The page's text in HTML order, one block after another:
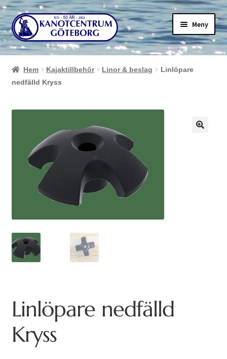
Hoppa
till
navigering
Hoppa
till
innehåll
Meny
Hem Kajaktillbehör Linor & beslag
Linlöpare
nedfälld Kryss
Linlöpare nedfälld
Kryss